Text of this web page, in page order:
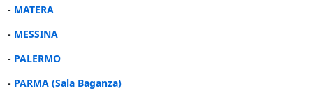
- MATERA
- MESSINA
- PALERMO
- PARMA (Sala Baganza)